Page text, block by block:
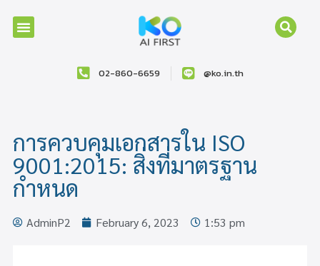
02-860-6659 @ko.in.th
การควบคุมเอกสารใน ISO
9001:2015: สิ่งที่มาตรฐาน
กำหนด
AdminP2 February 6, 2023 1:53 pm